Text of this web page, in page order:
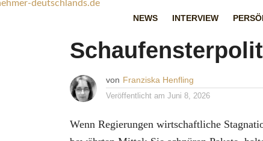
NEWS INTERVIEW
von Franziska Henfling
Veröffentlicht am Juni 8, 2026
Wenn Regierungen wirtschaftliche